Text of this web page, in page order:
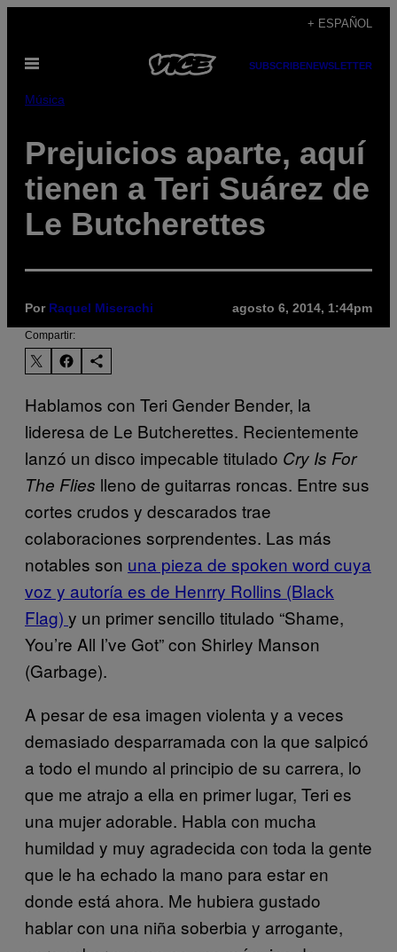
contenido
+ ESPAÑOL
Abrir
SUBSCRIBENEWSLETTER
Música
Prejuicios aparte, aquí
tienen a Teri Suárez de
Le Butcherettes
Por Raquel Miserachi agosto 6, 2014, 1:44pm
Compartir:
Hablamos con Teri Gender Bender, la
lideresa de Le Butcherettes. Recientemente
lanzó un disco impecable titulado Cry Is For
The Flies lleno de guitarras roncas. Entre sus
cortes crudos y descarados trae
colaboraciones sorprendentes. Las más
notables son una pieza de spoken word cuya
voz y autoría es de Henrry Rollins (Black
Flag) y un primer sencillo titulado “Shame,
You’re All I’ve Got” con Shirley Manson
(Garbage).
A pesar de esa imagen violenta y a veces
demasiado desparramada con la que salpicó
a todo el mundo al principio de su carrera, lo
que me atrajo a ella en primer lugar, Teri es
una mujer adorable. Habla con mucha
humildad y muy agradecida con toda la gente
que le ha echado la mano para estar en
donde está ahora. Me hubiera gustado
hablar con una niña soberbia y arrogante,